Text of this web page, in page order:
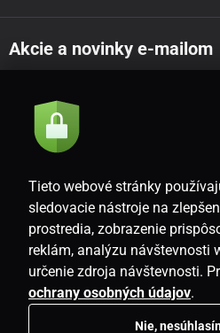
Akcie a novinky e-mailom
Súhlasím so
SK
Tieto webové stránky
sledovacie nástroje na
prostredia, zobrazenie
reklám, analýzu návštevnosti
určenie zdroja návštevnosti.
ochrany osobných údajov.
Nie,